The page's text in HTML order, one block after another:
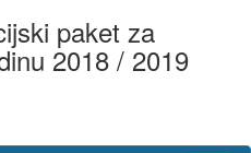
paket za
2018 / 2019